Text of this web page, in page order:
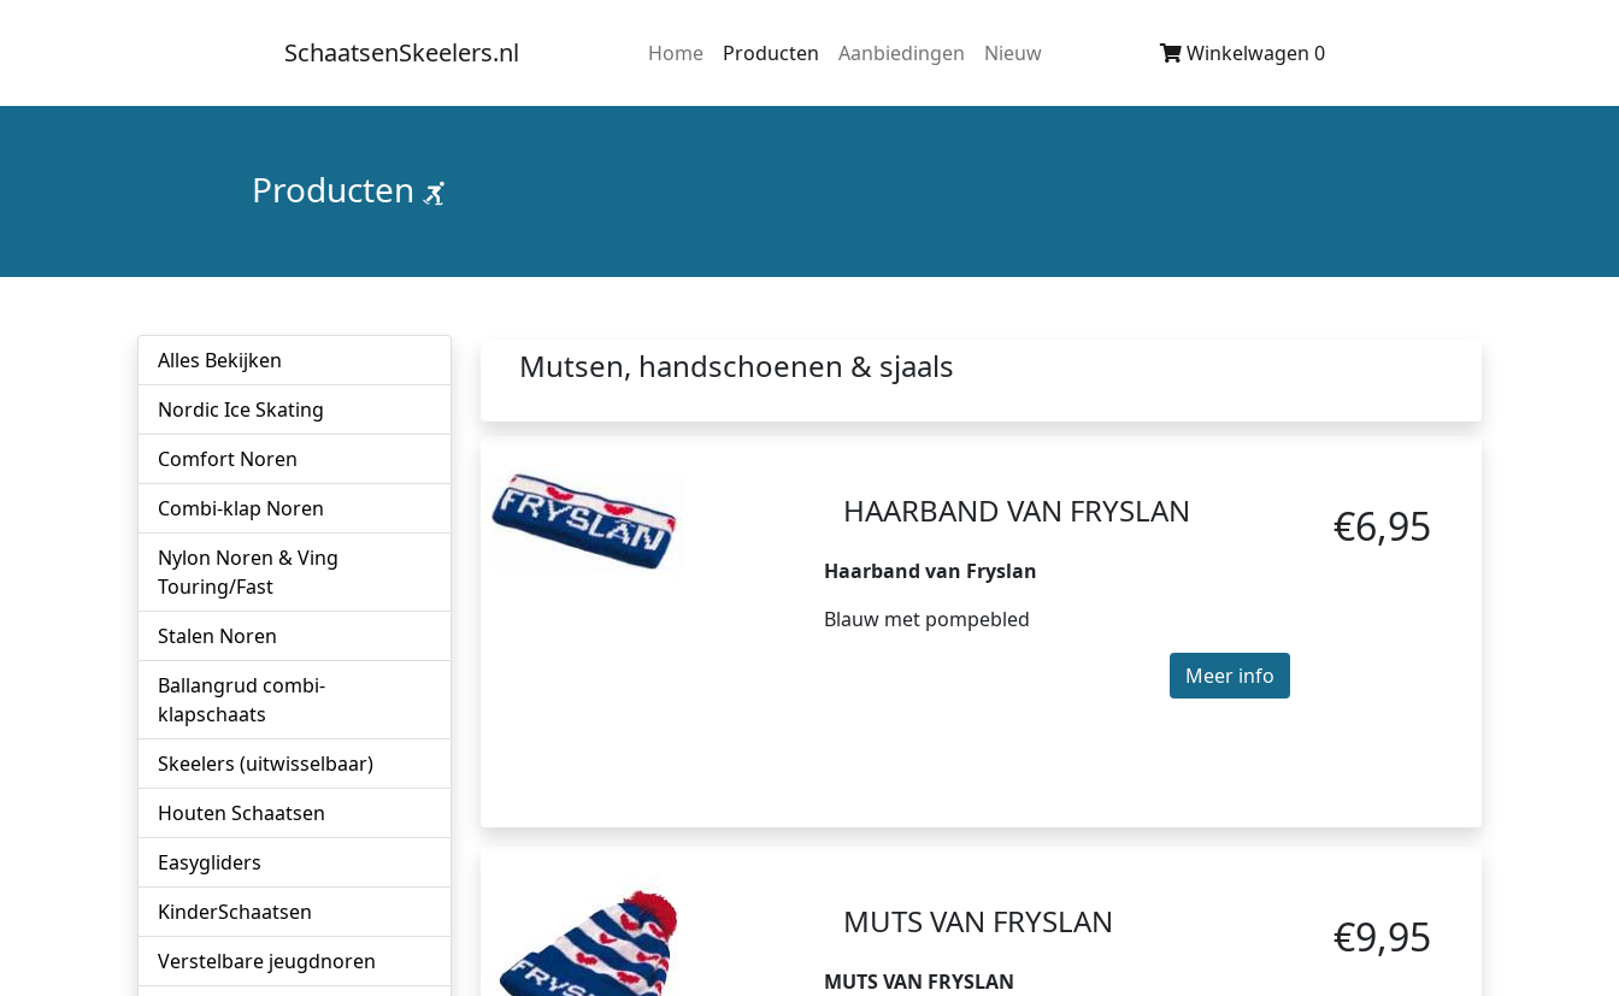
SchaatsenSkeelers.nl Home Producten Aanbiedingen Nieuw Winkelwagen 0
Producten
Alles Bekijken
Nordic Ice Skating
Comfort Noren
Combi-klap Noren
Nylon Noren & Ving
Touring/Fast
Stalen Noren
Ballangrud combi-
klapschaats
Skeelers (uitwisselbaar)
Houten Schaatsen
Easygliders
KinderSchaatsen
Verstelbare jeugdnoren
Mutsen, handschoenen & sjaals
HAARBAND VAN FRYSLAN
Haarband van Fryslan
Blauw met pompebled
Meer info
€6,95
MUTS VAN FRYSLAN
MUTS VAN FRYSLAN
€9,95